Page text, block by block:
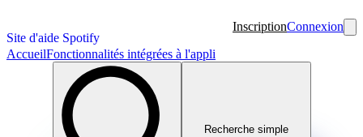
Site d'aide Spotify
InscriptionConnexion
AccueilFonctionnalités intégrées à l'appli
Recherche simple